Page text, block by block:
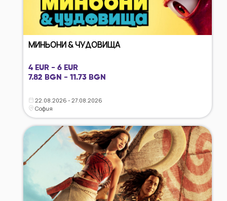
МИНЬОНИ & ЧУДОВИЩА
4 EUR - 6 EUR
7.82 BGN - 11.73 BGN
22.08.2026 - 27.08.2026
София